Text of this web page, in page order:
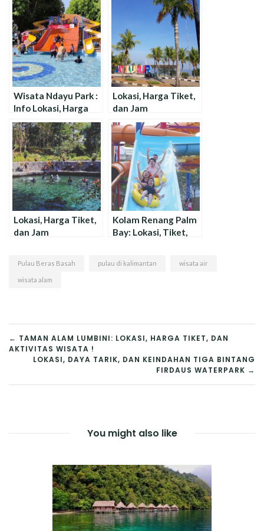
Wisata Ndayu Park :
Info Lokasi, Harga
Tiket, dan Jam
Operasional
Lokasi, Harga Tiket,
dan Jam
Operasional
Jatiluhur Water
World
Lokasi, Harga Tiket,
dan Jam
Kolam Renang Palm
Bay: Lokasi, Tiket,
Pulau Beras Basah pulau di kalimantan wisata air
wisata alam
NAVIGASI
POS
← TAMAN ALAM LUMBINI: LOKASI, HARGA TIKET, DAN
AKTIVITAS WISATA !
LOKASI, DAYA TARIK, DAN KEINDAHAN TIGA BINTANG
FIRDAUS WATERPARK →
You might also like